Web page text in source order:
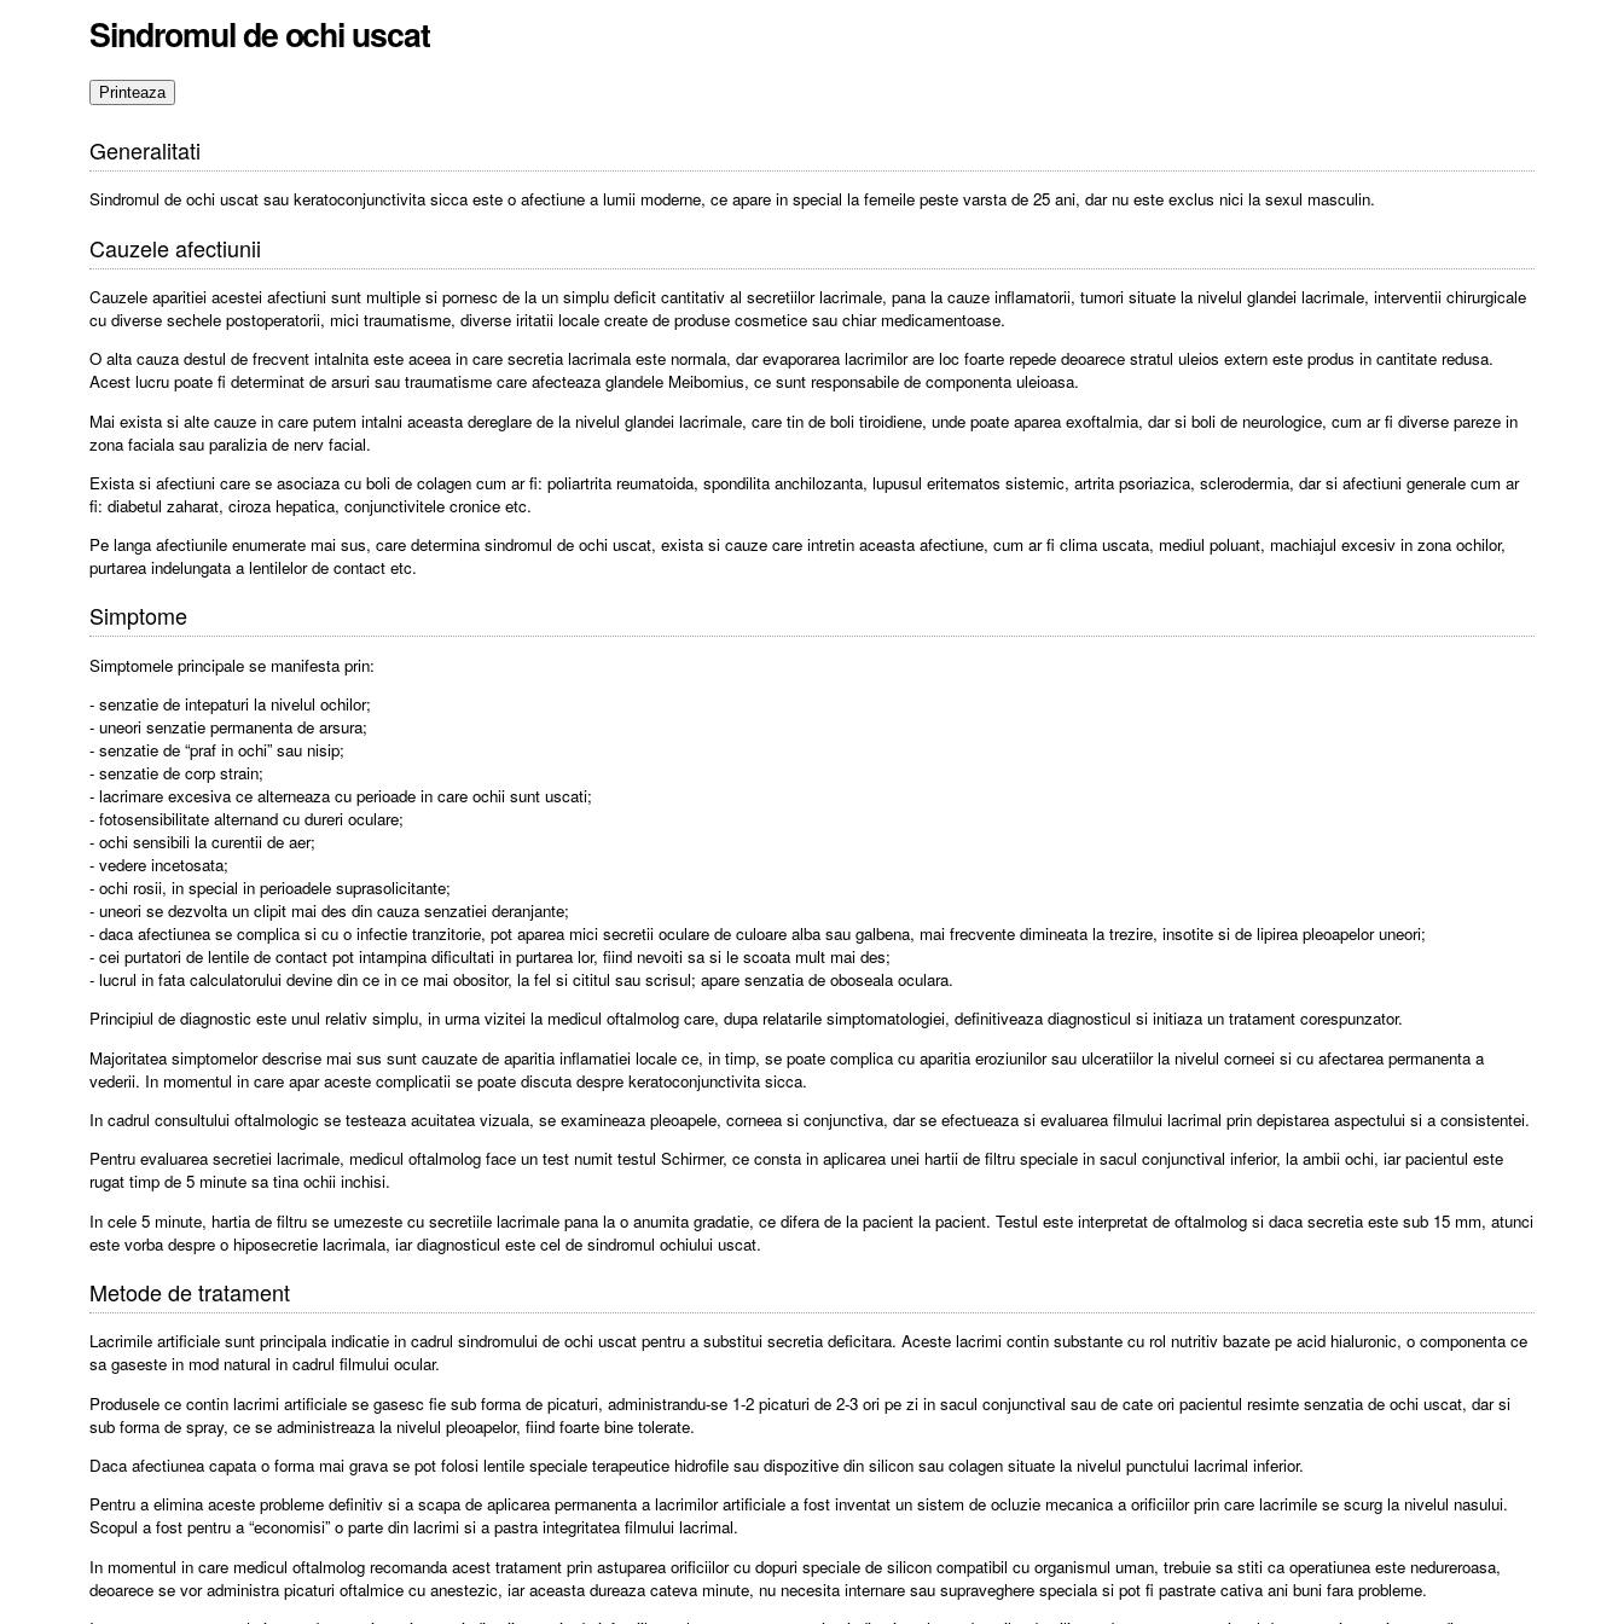
Sindromul de ochi uscat
Generalitati
Sindromul de ochi uscat sau keratoconjunctivita sicca este o afectiune a lumii moderne, ce apare in special la femeile peste varsta de 25 ani, dar nu este exclus nici la sexul masculin.
Cauzele afectiunii
Cauzele aparitiei acestei afectiuni sunt multiple si pornesc de la un simplu deficit cantitativ al secretiilor lacrimale, pana la cauze inflamatorii, tumori situate la nivelul glandei lacrimale, interventii chirurgicale
cu diverse sechele postoperatorii, mici traumatisme, diverse iritatii locale create de produse cosmetice sau chiar medicamentoase.
O alta cauza destul de frecvent intalnita este aceea in care secretia lacrimala este normala, dar evaporarea lacrimilor are loc foarte repede deoarece stratul uleios extern este produs in cantitate redusa.
Acest lucru poate fi determinat de arsuri sau traumatisme care afecteaza glandele Meibomius, ce sunt responsabile de componenta uleioasa.
Mai exista si alte cauze in care putem intalni aceasta dereglare de la nivelul glandei lacrimale, care tin de boli tiroidiene, unde poate aparea exoftalmia, dar si boli de neurologice, cum ar fi diverse pareze in
zona faciala sau paralizia de nerv facial.
Exista si afectiuni care se asociaza cu boli de colagen cum ar fi: poliartrita reumatoida, spondilita anchilozanta, lupusul eritematos sistemic, artrita psoriazica, sclerodermia, dar si afectiuni generale cum ar
fi: diabetul zaharat, ciroza hepatica, conjunctivitele cronice etc.
Pe langa afectiunile enumerate mai sus, care determina sindromul de ochi uscat, exista si cauze care intretin aceasta afectiune, cum ar fi clima uscata, mediul poluant, machiajul excesiv in zona ochilor,
purtarea indelungata a lentilelor de contact etc.
Simptome
Simptomele principale se manifesta prin:
- senzatie de intepaturi la nivelul ochilor;
- uneori senzatie permanenta de arsura;
- senzatie de “praf in ochi” sau nisip;
- senzatie de corp strain;
- lacrimare excesiva ce alterneaza cu perioade in care ochii sunt uscati;
- fotosensibilitate alternand cu dureri oculare;
- ochi sensibili la curentii de aer;
- vedere incetosata;
- ochi rosii, in special in perioadele suprasolicitante;
- uneori se dezvolta un clipit mai des din cauza senzatiei deranjante;
- daca afectiunea se complica si cu o infectie tranzitorie, pot aparea mici secretii oculare de culoare alba sau galbena, mai frecvente dimineata la trezire, insotite si de lipirea pleoapelor uneori;
- cei purtatori de lentile de contact pot intampina dificultati in purtarea lor, fiind nevoiti sa si le scoata mult mai des;
- lucrul in fata calculatorului devine din ce in ce mai obositor, la fel si cititul sau scrisul; apare senzatia de oboseala oculara.
Principiul de diagnostic este unul relativ simplu, in urma vizitei la medicul oftalmolog care, dupa relatarile simptomatologiei, definitiveaza diagnosticul si initiaza un tratament corespunzator.
Majoritatea simptomelor descrise mai sus sunt cauzate de aparitia inflamatiei locale ce, in timp, se poate complica cu aparitia eroziunilor sau ulceratiilor la nivelul corneei si cu afectarea permanenta a
vederii. In momentul in care apar aceste complicatii se poate discuta despre keratoconjunctivita sicca.
In cadrul consultului oftalmologic se testeaza acuitatea vizuala, se examineaza pleoapele, corneea si conjunctiva, dar se efectueaza si evaluarea filmului lacrimal prin depistarea aspectului si a consistentei.
Pentru evaluarea secretiei lacrimale, medicul oftalmolog face un test numit testul Schirmer, ce consta in aplicarea unei hartii de filtru speciale in sacul conjunctival inferior, la ambii ochi, iar pacientul este
rugat timp de 5 minute sa tina ochii inchisi.
In cele 5 minute, hartia de filtru se umezeste cu secretiile lacrimale pana la o anumita gradatie, ce difera de la pacient la pacient. Testul este interpretat de oftalmolog si daca secretia este sub 15 mm, atunci
este vorba despre o hiposecretie lacrimala, iar diagnosticul este cel de sindromul ochiului uscat.
Metode de tratament
Lacrimile artificiale sunt principala indicatie in cadrul sindromului de ochi uscat pentru a substitui secretia deficitara. Aceste lacrimi contin substante cu rol nutritiv bazate pe acid hialuronic, o componenta ce
sa gaseste in mod natural in cadrul filmului ocular.
Produsele ce contin lacrimi artificiale se gasesc fie sub forma de picaturi, administrandu-se 1-2 picaturi de 2-3 ori pe zi in sacul conjunctival sau de cate ori pacientul resimte senzatia de ochi uscat, dar si
sub forma de spray, ce se administreaza la nivelul pleoapelor, fiind foarte bine tolerate.
Daca afectiunea capata o forma mai grava se pot folosi lentile speciale terapeutice hidrofile sau dispozitive din silicon sau colagen situate la nivelul punctului lacrimal inferior.
Pentru a elimina aceste probleme definitiv si a scapa de aplicarea permanenta a lacrimilor artificiale a fost inventat un sistem de ocluzie mecanica a orificiilor prin care lacrimile se scurg la nivelul nasului.
Scopul a fost pentru a “economisi” o parte din lacrimi si a pastra integritatea filmului lacrimal.
In momentul in care medicul oftalmolog recomanda acest tratament prin astuparea orificiilor cu dopuri speciale de silicon compatibil cu organismul uman, trebuie sa stiti ca operatiunea este nedureroasa,
deoarece se vor administra picaturi oftalmice cu anestezic, iar aceasta dureaza cateva minute, nu necesita internare sau supraveghere speciala si pot fi pastrate cativa ani buni fara probleme.